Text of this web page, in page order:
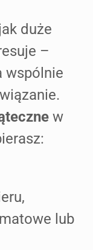
duże
–
wspólnie
w
lub